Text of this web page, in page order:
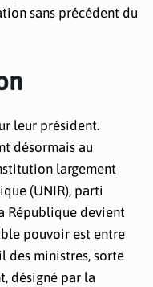
sans précédent du
leur président.
désormais au
largement
(UNIR), parti
République devient
pouvoir est entre
des ministres, sorte
désigné par la